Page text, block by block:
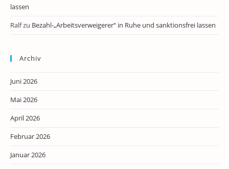
lassen
Ralfzu Bezahl-„Arbeitsverweigerer“ in Ruhe und sanktionsfrei lassen
Archiv
Juni 2026
Mai 2026
April 2026
Februar 2026
Januar 2026